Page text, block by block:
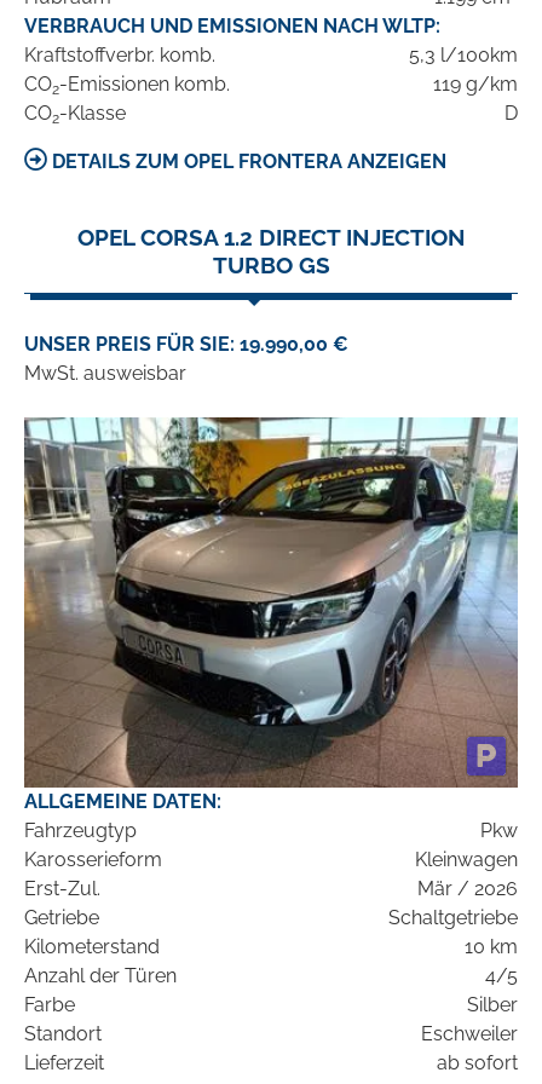
VERBRAUCH UND EMISSIONEN NACH WLTP:
Kraftstoffverbr. komb.
5,3 l/100km
CO2-Emissionen komb.
119 g/km
CO2-Klasse D
DETAILS ZUM OPEL FRONTERA ANZEIGEN
OPEL CORSA 1.2 DIRECT INJECTION
TURBO GS
UNSER PREIS FÜR SIE: 19.990,00 €
MwSt. ausweisbar
ALLGEMEINE DATEN:
Fahrzeugtyp
Pkw
Karosserieform
Kleinwagen
Erst-Zul.
Mär / 2026
Getriebe
Schaltgetriebe
Kilometerstand
10 km
Anzahl der Türen
4/5
Farbe
Silber
Standort
Eschweiler
Lieferzeit
ab sofort